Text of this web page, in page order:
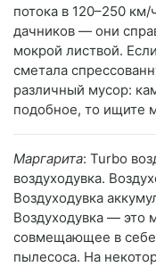
потока в 120–250
дачников — они
мокрой листвой.
сметала
различный мусор:
подобное, то ищите
Маргарита: Turbo
воздуходувка.
Воздуходувка
Воздуходувка — это
совмещающее в себе
пылесоса. На